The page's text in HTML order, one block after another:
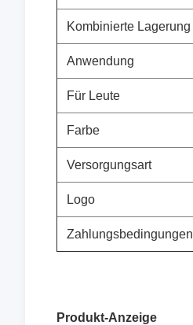
Kombinierte Lagerung
Anwendung
Für Leute
Farbe
Versorgungsart
Logo
Zahlungsbedingungen
Produkt-Anzeige